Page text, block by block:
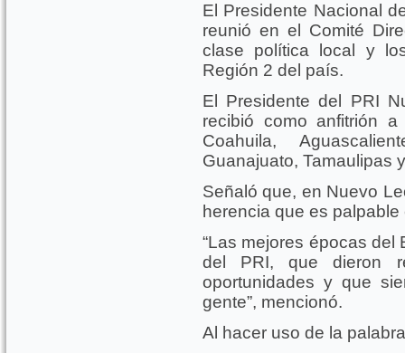
El Presidente Nacional
reunió en el Comité
clase política local y
Región 2 del país.
El Presidente del PRI
recibió como anfitrión
Coahuila,
Guanajuato, Tamaulipas
Señaló que, en Nuevo
herencia que es
“Las mejores épocas del
del PRI, que dieron
oportunidades y que
gente”, mencionó.
Al hacer uso de la